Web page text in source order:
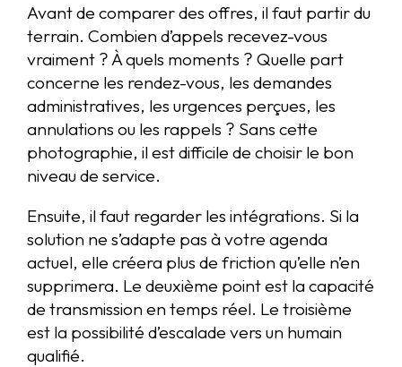
Avant de comparer des offres, il faut partir du
terrain. Combien d’appels recevez-vous
vraiment ? À quels moments ? Quelle part
concerne les rendez-vous, les demandes
administratives, les urgences perçues, les
annulations ou les rappels ? Sans cette
photographie, il est difficile de choisir le bon
niveau de service.
Ensuite, il faut regarder les intégrations. Si la
solution ne s’adapte pas à votre agenda
actuel, elle créera plus de friction qu’elle n’en
supprimera. Le deuxième point est la capacité
de transmission en temps réel. Le troisième
est la possibilité d’escalade vers un humain
qualifié.